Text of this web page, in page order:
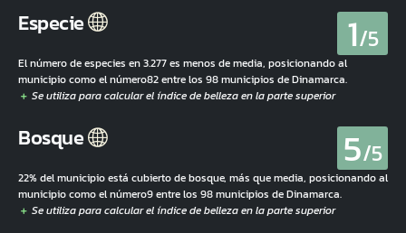
Especie 1/5
El número de especies en 3.277 es menos de media, posicionando al
municipio como el número82 entre los 98 municipios de Dinamarca.
Bosque 5/5
22% del municipio está cubierto de bosque, más que media, posicionando al
municipio como el número9 entre los 98 municipios de Dinamarca.